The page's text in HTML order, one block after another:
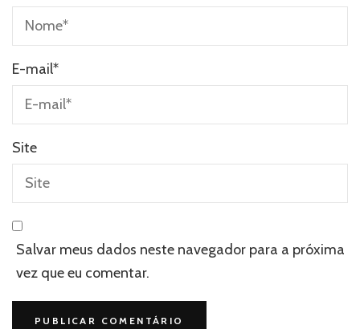
E-mail*
Site
Salvar meus dados neste navegador para a próxima
vez que eu comentar.